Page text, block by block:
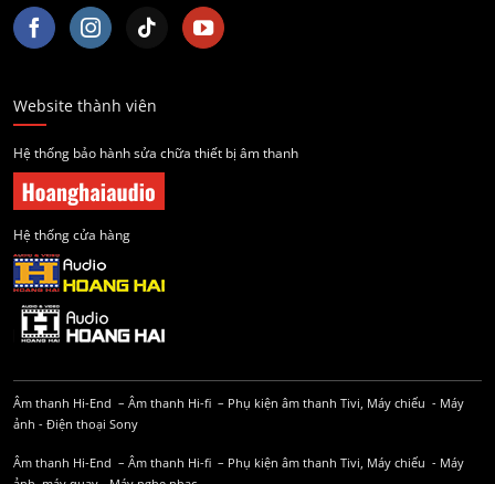
Website thành viên
Hệ thống bảo hành sửa chữa thiết bị âm thanh
Hệ thống cửa hàng
Âm thanh Hi-End – Âm thanh Hi-fi – Phụ kiện âm thanh Tivi, Máy chiếu - Máy
ảnh - Điện thoại Sony
Âm thanh Hi-End – Âm thanh Hi-fi – Phụ kiện âm thanh Tivi, Máy chiếu - Máy